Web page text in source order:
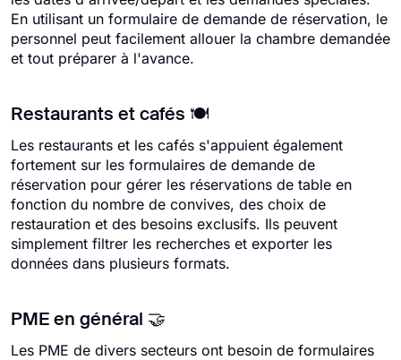
En utilisant un formulaire de demande de réservation, le
personnel peut facilement allouer la chambre demandée
et tout préparer à l'avance.
Restaurants et cafés 🍽️
Les restaurants et les cafés s'appuient également
fortement sur les formulaires de demande de
réservation pour gérer les réservations de table en
fonction du nombre de convives, des choix de
restauration et des besoins exclusifs. Ils peuvent
simplement filtrer les recherches et exporter les
données dans plusieurs formats.
PME en général 🤝
Les PME de divers secteurs ont besoin de formulaires